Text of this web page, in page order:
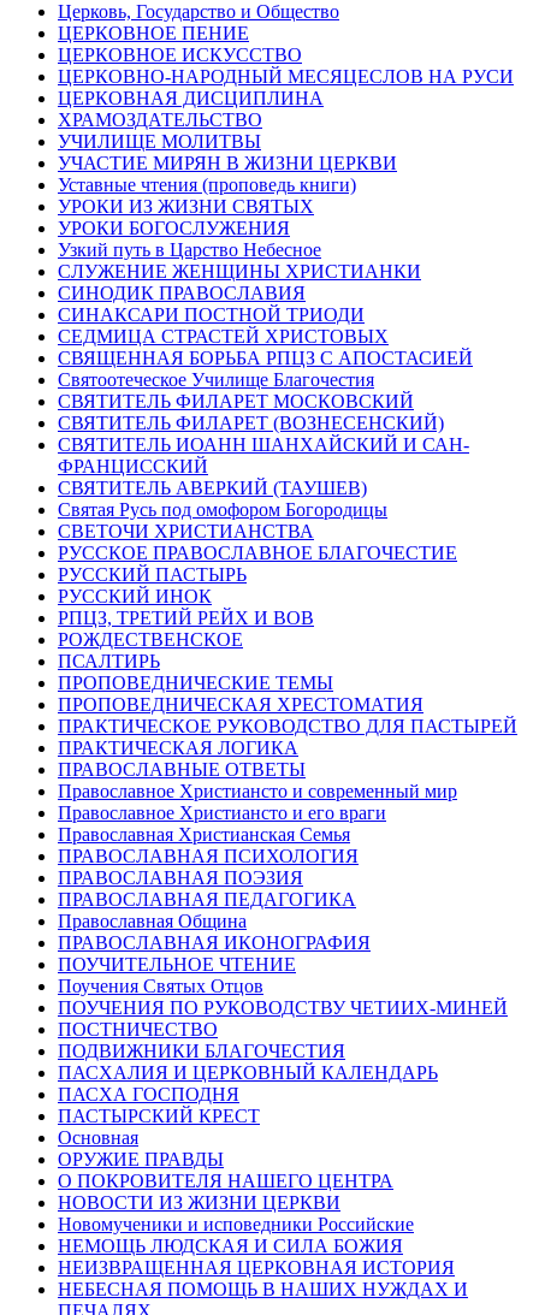
Церковь, Государство и Общество
ЦЕРКОВНОЕ ПЕНИЕ
ЦЕРКОВНОЕ ИСКУССТВО
ЦЕРКОВНО-НАРОДНЫЙ МЕСЯЦЕСЛОВ НА РУСИ
ЦЕРКОВНАЯ ДИСЦИПЛИНА
ХРАМОЗДАТЕЛЬСТВО
УЧИЛИЩЕ МОЛИТВЫ
УЧАСТИЕ МИРЯН В ЖИЗНИ ЦЕРКВИ
Уставные чтения (проповедь книги)
УРОКИ ИЗ ЖИЗНИ СВЯТЫХ
УРОКИ БОГОСЛУЖЕНИЯ
Узкий путь в Царство Небесное
СЛУЖЕНИЕ ЖЕНЩИНЫ ХРИСТИАНКИ
СИНОДИК ПРАВОСЛАВИЯ
СИНАКСАРИ ПОСТНОЙ ТРИОДИ
СЕДМИЦА СТРАСТЕЙ ХРИСТОВЫХ
СВЯЩЕННАЯ БОРЬБА РПЦЗ С АПОСТАСИЕЙ
Святоотеческое Училище Благочестия
СВЯТИТЕЛЬ ФИЛАРЕТ МОСКОВСКИЙ
СВЯТИТЕЛЬ ФИЛАРЕТ (ВОЗНЕСЕНСКИЙ)
СВЯТИТЕЛЬ ИОАНН ШАНХАЙСКИЙ И САН-
ФРАНЦИССКИЙ
СВЯТИТЕЛЬ АВЕРКИЙ (ТАУШЕВ)
Святая Русь под омофором Богородицы
СВЕТОЧИ ХРИСТИАНСТВА
РУССКОЕ ПРАВОСЛАВНОЕ БЛАГОЧЕСТИЕ
РУССКИЙ ПАСТЫРЬ
РУССКИЙ ИНОК
РПЦЗ, ТРЕТИЙ РЕЙХ И ВОВ
РОЖДЕСТВЕНСКОЕ
ПСАЛТИРЬ
ПРОПОВЕДНИЧЕСКИЕ ТЕМЫ
ПРОПОВЕДНИЧЕСКАЯ ХРЕСТОМАТИЯ
ПРАКТИЧЕСКОЕ РУКОВОДСТВО ДЛЯ ПАСТЫРЕЙ
ПРАКТИЧЕСКАЯ ЛОГИКА
ПРАВОСЛАВНЫЕ ОТВЕТЫ
Православное Христиансто и современный мир
Православное Христиансто и его враги
Православная Христианская Семья
ПРАВОСЛАВНАЯ ПСИХОЛОГИЯ
ПРАВОСЛАВНАЯ ПОЭЗИЯ
ПРАВОСЛАВНАЯ ПЕДАГОГИКА
Православная Община
ПРАВОСЛАВНАЯ ИКОНОГРАФИЯ
ПОУЧИТЕЛЬНОЕ ЧТЕНИЕ
Поучения Святых Отцов
ПОУЧЕНИЯ ПО РУКОВОДСТВУ ЧЕТИИХ-МИНЕЙ
ПОСТНИЧЕСТВО
ПОДВИЖНИКИ БЛАГОЧЕСТИЯ
ПАСХАЛИЯ И ЦЕРКОВНЫЙ КАЛЕНДАРЬ
ПАСХА ГОСПОДНЯ
ПАСТЫРСКИЙ КРЕСТ
Основная
ОРУЖИЕ ПРАВДЫ
О ПОКРОВИТЕЛЯ НАШЕГО ЦЕНТРА
НОВОСТИ ИЗ ЖИЗНИ ЦЕРКВИ
Новомученики и исповедники Российские
НЕМОЩЬ ЛЮДСКАЯ И СИЛА БОЖИЯ
НЕИЗВРАЩЕННАЯ ЦЕРКОВНАЯ ИСТОРИЯ
НЕБЕСНАЯ ПОМОЩЬ В НАШИХ НУЖДАХ И